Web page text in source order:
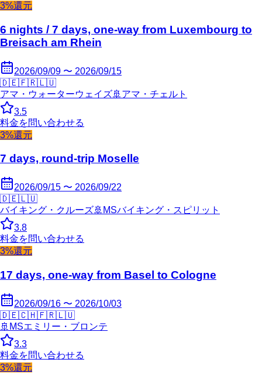
3%還元
6 nights / 7 days, one-way from Luxembourg to
Breisach am Rhein
2026/09/09 〜 2026/09/15
🇩🇪🇫🇷🇱🇺
アマ・ウォーターウェイズ🚢 アマ・チェルト
3.5
料金を問い合わせる
3%還元
7 days, round-trip Moselle
2026/09/15 〜 2026/09/22
🇩🇪🇱🇺
バイキング・クルーズ🚢 MSバイキング・スピリット
3.8
料金を問い合わせる
3%還元
17 days, one-way from Basel to Cologne
2026/09/16 〜 2026/10/03
🇩🇪🇨🇭🇫🇷🇱🇺
🚢 MSエミリー・ブロンテ
3.3
料金を問い合わせる
3%還元